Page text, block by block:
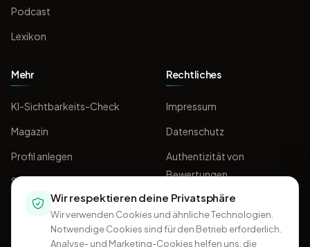
Podcast
Lexikon
Mehr
KI-Sichtbarkeits-Check
Magazin
Profil anlegen
Sponsoring
Rechtliches
Impressum
Datenschutz
Authentizität von
Bewertungen
AGB
Wir respektieren deine Privatsphäre
Wir verwenden Cookies und ähnliche Technologien.
Notwendige Cookies sind für den Betrieb erforderlich.
Analyse- und Marketing-Cookies helfen uns, die